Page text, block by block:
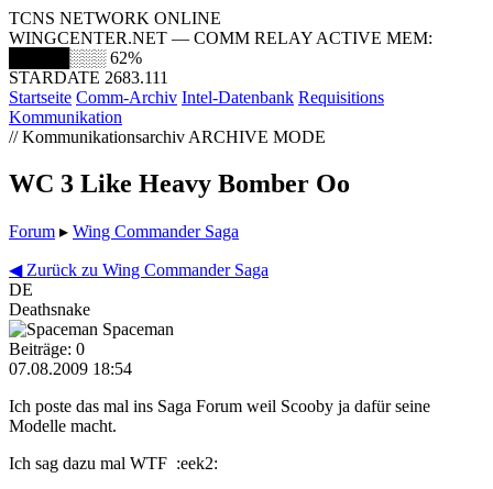
TCNS NETWORK ONLINE
WINGCENTER.NET — COMM RELAY ACTIVE MEM:
█████░░░ 62%
STARDATE 2683.111
Startseite Comm-Archiv Intel-Datenbank Requisitions
Kommunikation
// Kommunikationsarchiv ARCHIVE MODE
WC 3 Like Heavy Bomber Oo
Forum ▸ Wing Commander Saga
◀ Zurück zu Wing Commander Saga
DE
Deathsnake
Spaceman
Beiträge: 0
07.08.2009 18:54
Ich poste das mal ins Saga Forum weil Scooby ja dafür seine
Modelle macht.
Ich sag dazu mal WTF :eek2: